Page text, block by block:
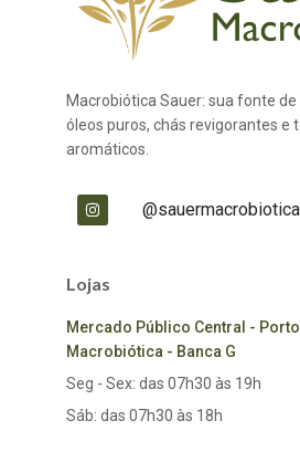
Macrobiótica Sauer: sua fonte
óleos puros, chás revigorantes e
aromáticos.
@sauermacrobiotica
Lojas
Mercado Público Central -
Macrobiótica - Banca G
Seg - Sex: das 07h30 às 19h
Sáb: das 07h30 às 18h